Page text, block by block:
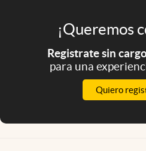
¡Queremos
Registrate sin
para una
Quiero